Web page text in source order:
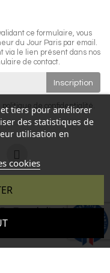
tiers pour améliorer
des statistiques de
utilisation en
cookies
ce formulaire, vous
du Jour Paris par email.
via le lien présent dans nos
de contact.
politique de confidentialité.
- Site réalisé par :